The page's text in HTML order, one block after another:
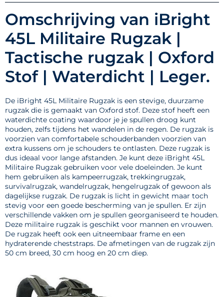
Omschrijving van iBright
45L Militaire Rugzak |
Tactische rugzak | Oxford
Stof | Waterdicht | Leger.
De iBright 45L Militaire Rugzak is een stevige, duurzame
rugzak die is gemaakt van Oxford stof. Deze stof heeft een
waterdichte coating waardoor je je spullen droog kunt
houden, zelfs tijdens het wandelen in de regen. De rugzak is
voorzien van comfortabele schouderbanden voorzien van
extra kussens om je schouders te ontlasten. Deze rugzak is
dus ideaal voor lange afstanden. Je kunt deze iBright 45L
Militaire Rugzak gebruiken voor vele doeleinden. Je kunt
hem gebruiken als kampeerrugzak, trekkingrugzak,
survivalrugzak, wandelrugzak, hengelrugzak of gewoon als
dagelijkse rugzak. De rugzak is licht in gewicht maar toch
stevig voor een goede bescherming van je spullen. Er zijn
verschillende vakken om je spullen georganiseerd te houden.
Deze militaire rugzak is geschikt voor mannen en vrouwen.
De rugzak heeft ook een uitneembaar frame en een
hydraterende cheststraps. De afmetingen van de rugzak zijn
50 cm breed, 30 cm hoog en 20 cm diep.